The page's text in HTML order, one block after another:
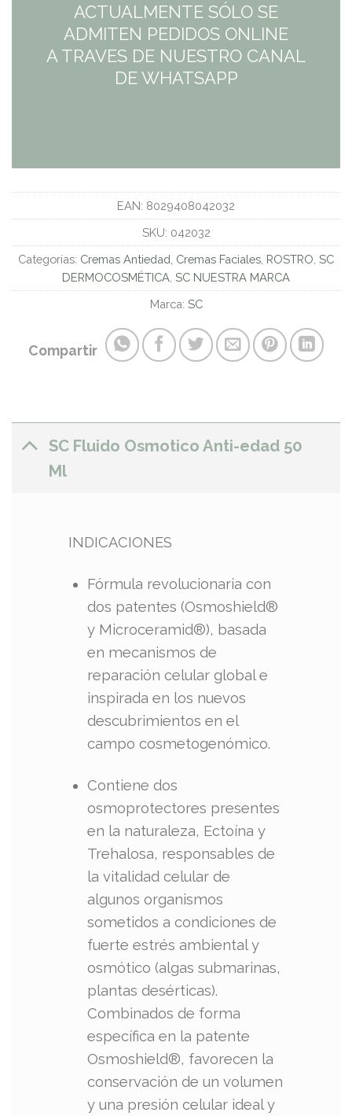
ACTUALMENTE SÓLO SE
ADMITEN PEDIDOS ONLINE
A TRAVES DE NUESTRO CANAL
DE WHATSAPP
EAN: 8029408042032
SKU: 042032
Categorías: Cremas Antiedad Cremas Faciales ROSTRO SC
DERMOCOSMÉTICA SC NUESTRA MARCA
Marca: SC
Compartir
SC Fluido Osmotico Anti-edad 50
Ml
INDICACIONES
Fórmula revolucionaria con
dos patentes (Osmoshield®
y Microceramid®), basada
en mecanismos de
reparación celular global e
inspirada en los nuevos
descubrimientos en el
campo cosmetogenómico.
Contiene dos
osmoprotectores presentes
en la naturaleza, Ectoína y
Trehalosa, responsables de
la vitalidad celular de
algunos organismos
sometidos a condiciones de
fuerte estrés ambiental y
osmótico (algas submarinas,
plantas desérticas).
Combinados de forma
específica en la patente
Osmoshield®, favorecen la
conservación de un volumen
y una presión celular ideal y